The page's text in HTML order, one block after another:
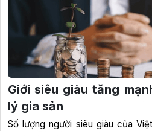
Giới siêu giàu tăng
lý gia sản
Số lượng người siêu giàu của